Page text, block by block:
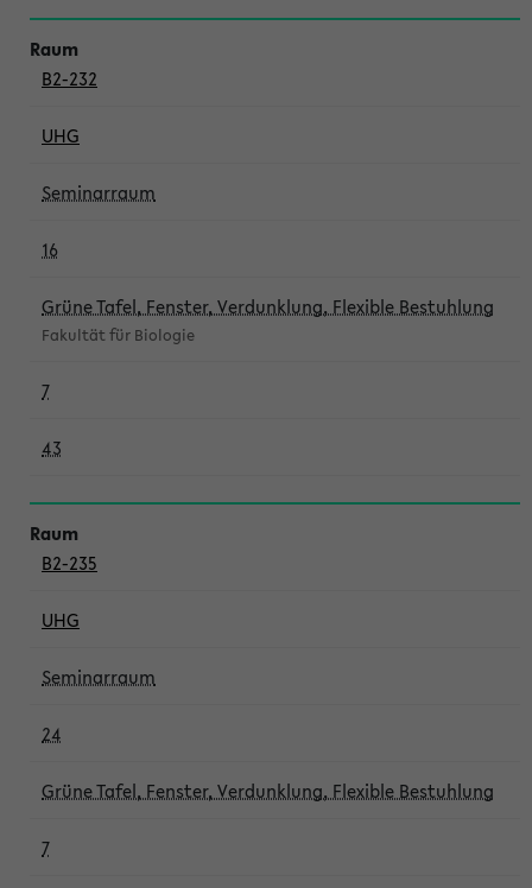
B2-232
UHG
Seminarraum
16
Grüne Tafel, Fenster, Verdunklung, Flexible Bestuhlung
Fakultät für Biologie
7
43
B2-235
UHG
Seminarraum
24
Grüne Tafel, Fenster, Verdunklung, Flexible Bestuhlung
7